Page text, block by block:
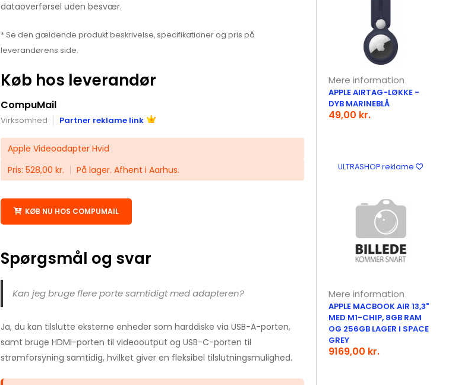
dataoverførsel uden besvær.
* Se den gældende produkt beskrivelse, specifikationer og pris på
leverandørens side.
Køb hos leverandør
CompuMail
Virksomhed Partner reklame link
Apple Videoadapter Hvid
Pris: 528,00 kr.
På lager. Afhent i Aarhus.
KØB NU HOS COMPUMAIL
Spørgsmål og svar
Kan jeg bruge flere porte samtidigt med adapteren?
Ja, du kan tilslutte eksterne enheder som harddiske via USB-A-porten,
samt bruge HDMI-porten til videooutput og USB-C-porten til
strømforsyning samtidig, hvilket giver en fleksibel tilslutningsmulighed.
Mere information
APPLE AIRTAG-LØKKE -
DYB MARINEBLÅ
49,00 kr.
ULTRASHOP reklame
Mere information
APPLE MACBOOK AIR 13,3"
MED M1-CHIP, 8GB RAM
OG 256GB LAGER I SPACE
GREY
9169,00 kr.